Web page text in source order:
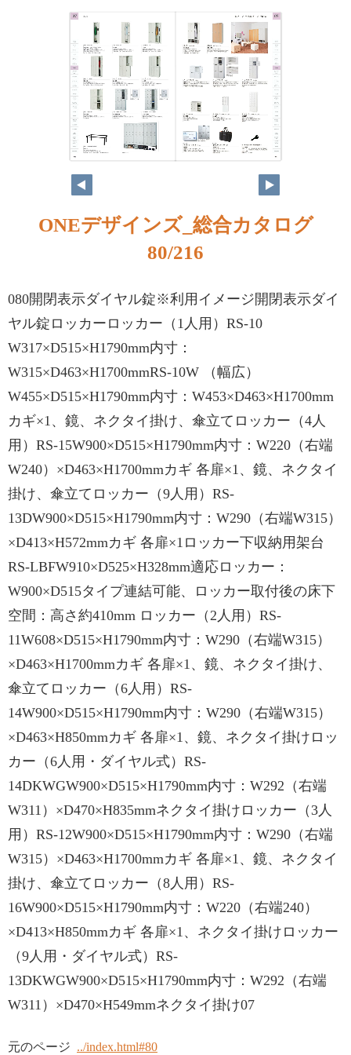
ONEデザインズ_総合カタログ
80/216
080開閉表示ダイヤル錠※利用イメージ開閉表示ダイ
ヤル錠ロッカーロッカー（1人用）RS-10
W317×D515×H1790mm内寸：
W315×D463×H1700mmRS-10W （幅広）
W455×D515×H1790mm内寸：W453×D463×H1700mm
カギ×1、鏡、ネクタイ掛け、傘立てロッカー（4人
用）RS-15W900×D515×H1790mm内寸：W220（右端
W240）×D463×H1700mmカギ 各扉×1、鏡、ネクタイ
掛け、傘立てロッカー（9人用）RS-
13DW900×D515×H1790mm内寸：W290（右端W315）
×D413×H572mmカギ 各扉×1ロッカー下収納用架台
RS-LBFW910×D525×H328mm適応ロッカー：
W900×D515タイプ連結可能、ロッカー取付後の床下
空間：高さ約410mm ロッカー（2人用）RS-
11W608×D515×H1790mm内寸：W290（右端W315）
×D463×H1700mmカギ 各扉×1、鏡、ネクタイ掛け、
傘立てロッカー（6人用）RS-
14W900×D515×H1790mm内寸：W290（右端W315）
×D463×H850mmカギ 各扉×1、鏡、ネクタイ掛けロッ
カー（6人用・ダイヤル式）RS-
14DKWGW900×D515×H1790mm内寸：W292（右端
W311）×D470×H835mmネクタイ掛けロッカー（3人
用）RS-12W900×D515×H1790mm内寸：W290（右端
W315）×D463×H1700mmカギ 各扉×1、鏡、ネクタイ
掛け、傘立てロッカー（8人用）RS-
16W900×D515×H1790mm内寸：W220（右端240）
×D413×H850mmカギ 各扉×1、ネクタイ掛けロッカー
（9人用・ダイヤル式）RS-
13DKWGW900×D515×H1790mm内寸：W292（右端
W311）×D470×H549mmネクタイ掛け07
元のページ ../index.html#80